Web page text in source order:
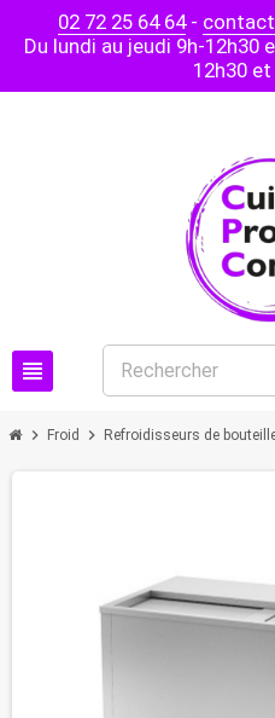
02 72 25 64 64-
Du lundi au jeudi 9h-12h30
12h30
view_headline
chevron_right Froid chevron_right Refroidisseurs de